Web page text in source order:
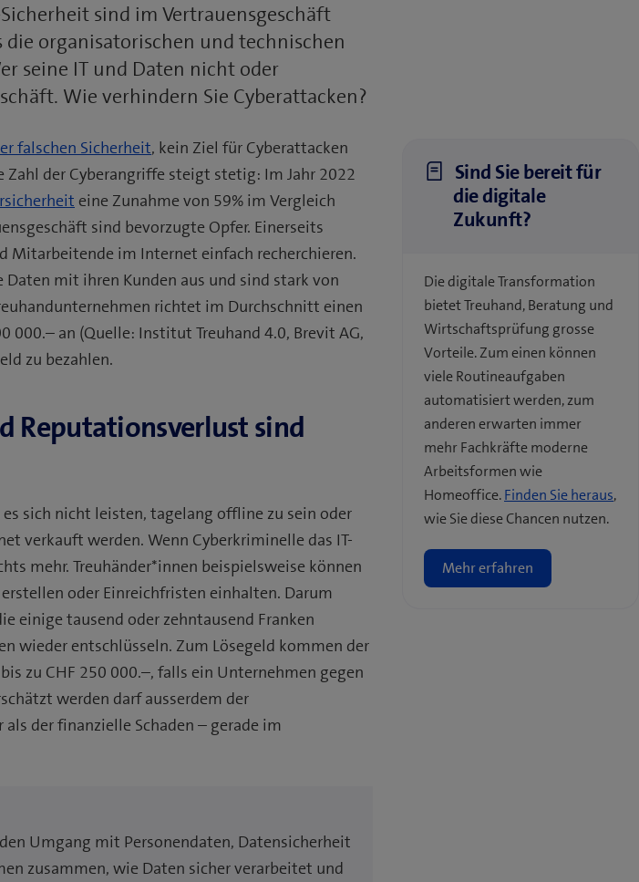
sind im Vertrauensgeschäft
organisatorischen und technischen
seine IT und Daten nicht oder
Wie verhindern Sie Cyberattacken?
Sind Sie bereit für
die digitale
Zukunft?
Die digitale Transformation
bietet Treuhand, Beratung und
Wirtschaftsprüfung grosse
Vorteile. Zum einen können
viele Routineaufgaben
automatisiert werden, zum
anderen erwarten immer
mehr Fachkräfte moderne
Arbeitsformen wie
Homeoffice.Finden Sie heraus,
wie Sie diese Chancen nutzen.
Mehr erfahren
falschen Sicherheit, kein Ziel für Cyberattacken
Zahl der Cyberangriffe steigt stetig: Im Jahr 2022
eine Zunahme von 59% im Vergleich
sind bevorzugte Opfer. Einerseits
Mitarbeitende im Internet einfach recherchieren.
mit ihren Kunden aus und sind stark von
richtet im Durchschnitt einen
000.– an (Quelle: Institut Treuhand 4.0, Brevit AG,
zu bezahlen.
Reputationsverlust sind
sich nicht leisten, tagelang offline zu sein oder
verkauft werden. Wenn Cyberkriminelle das IT-
mehr. Treuhänder*innen beispielsweise können
oder Einreichfristen einhalten. Darum
einige tausend oder zehntausend Franken
wieder entschlüsseln. Zum Lösegeld kommen der
zu CHF 250 000.–, falls ein Unternehmen gegen
werden darf ausserdem der
der finanzielle Schaden – gerade im
Umgang mit Personendaten, Datensicherheit
zusammen, wie Daten sicher verarbeitet und